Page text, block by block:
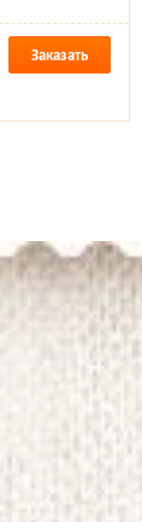
Заказать